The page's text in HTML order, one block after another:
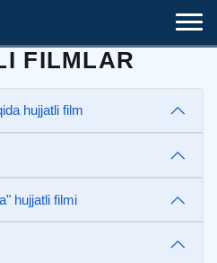
FILMLAR
hujjatli film
hujjatli filmi